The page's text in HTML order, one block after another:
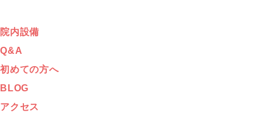
院内設備
Q&A
初めての方へ
BLOG
アクセス